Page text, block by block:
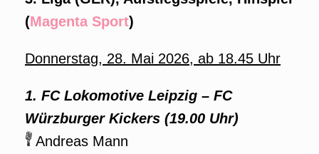
(Magenta Sport)
Donnerstag, 28. Mai 2026, ab 18.45 Uhr
1. FC Lokomotive Leipzig – FC
Würzburger Kickers (19.00 Uhr)
Andreas Mann